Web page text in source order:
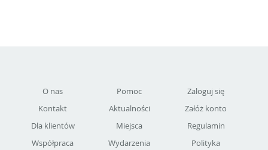
O nas
Kontakt
Dla klientów
Współpraca
Pomoc
Aktualności
Miejsca
Wydarzenia
Zaloguj się
Załóż konto
Regulamin
Polityka